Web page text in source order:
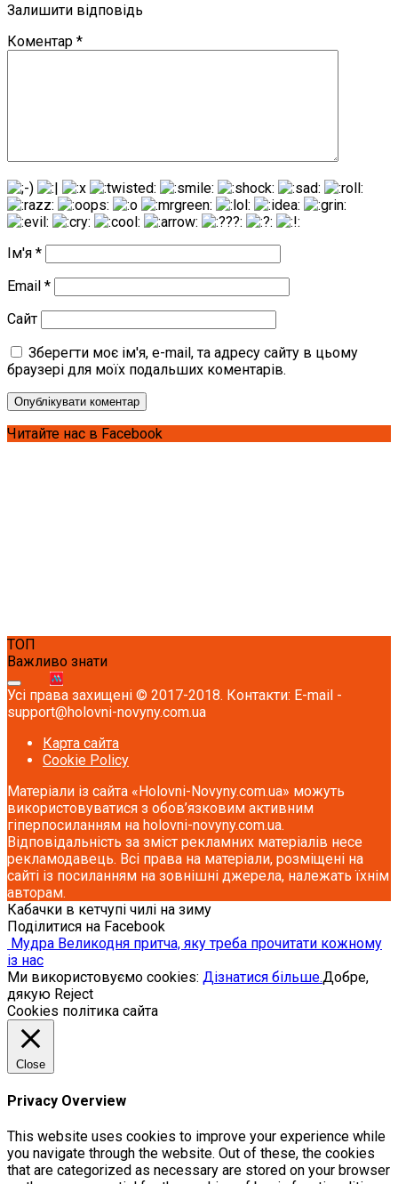
Залишити відповідь
Коментар *
Ім'я *
Email *
Сайт
Зберегти моє ім'я, e-mail, та адресу сайту в цьому
браузері для моїх подальших коментарів.
Читайте нас в Facebook
ТОП
Важливо знати
Усі права захищені © 2017-2018. Контакти: E-mail -
support@holovni-novyny.com.ua
Карта сайта
Cookie Policy
Матеріали із сайта «Holovni-Novyny.com.ua» можуть
використовуватися з обов’язковим активним
гіперпосиланням на holovni-novyny.com.ua.
Відповідальність за зміст рекламних матеріалів несе
рекламодавець. Всі права на матеріали, розміщені на
сайті із посиланням на зовнішні джерела, належать їхнім
авторам.
Кабачки в кетчупі чилі на зиму
Поділитися на Facebook
Мудра Великодня притча, яку треба прочитати кожному
із нас
Ми використовуємо cookies: Дізнатися більше.Добре,
дякую Reject
Cookies політика сайта
Close
Privacy Overview
This website uses cookies to improve your experience while
you navigate through the website. Out of these, the cookies
that are categorized as necessary are stored on your browser